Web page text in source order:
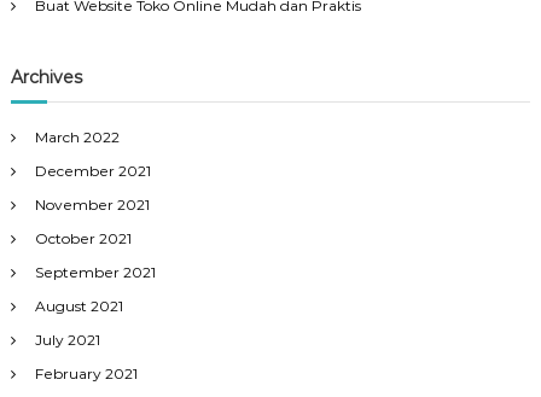
Buat Website Toko Online Mudah dan Praktis
Archives
March 2022
December 2021
November 2021
October 2021
September 2021
August 2021
July 2021
February 2021